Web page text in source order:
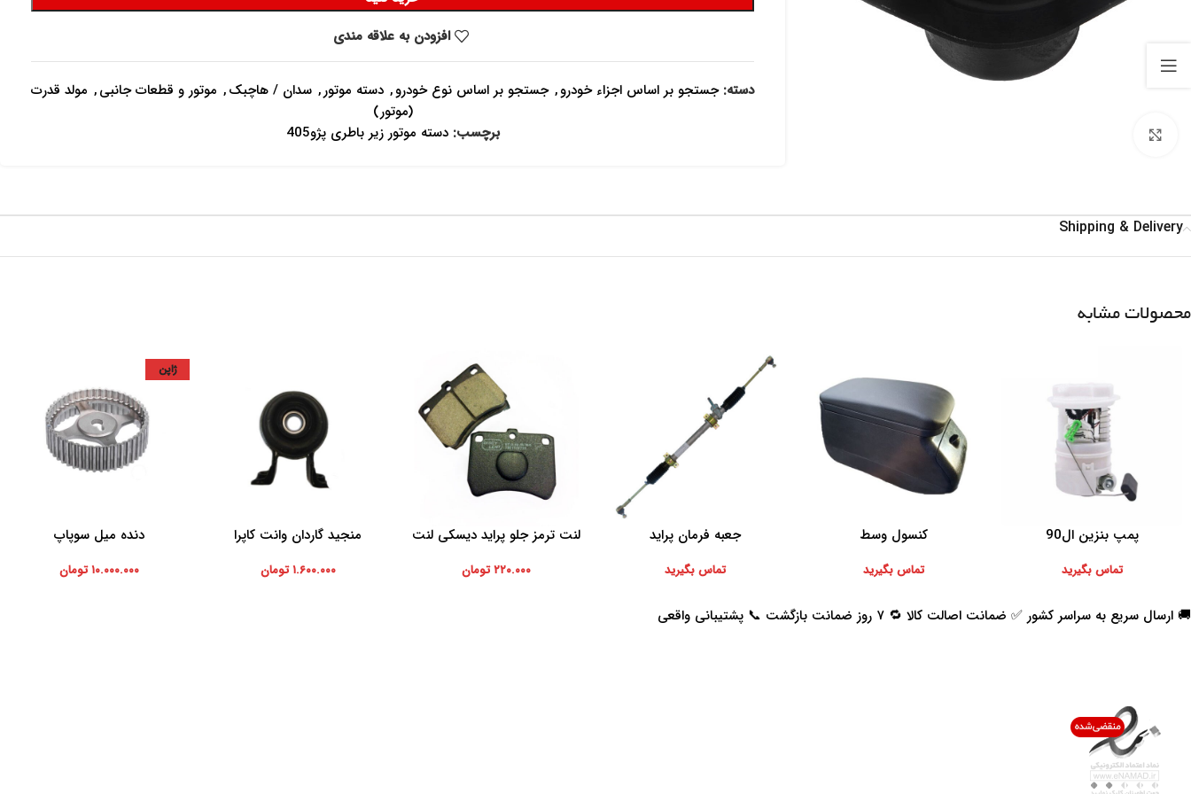
افزودن به علاقه مندی
دسته: جستجو بر اساس اجزاء خودرو, جستجو بر اساس نوع خودرو, دسته موتور, سدان / هاچبک, موتور و قطعات جانبی, مولد قدرت
(موتور)
برچسب: دسته موتور زیر باطری پژو405
Shipping & Delivery
محصولات مشابه
اطلاعات بیشترپمپ بنزین ال90
تماس بگیرید
اطلاعات بیشترکنسول وسط
تماس بگیرید
اطلاعات بیشترجعبه فرمان پراید
تماس بگیرید
افزودن به سبد خرید
لنت ترمز جلو پراید دیسکی لنت
۲۲۰.۰۰۰تومان
افزودن به سبد خرید
منجید گاردان وانت کاپرا
۱.۶۰۰.۰۰۰ تومان
ژاپن
افزودن به سبد خرید
دنده میل سوپاپ
۱۰.۰۰۰.۰۰۰تومان
🚚 ارسال سریع به سراسر کشور ✅ ضمانت اصالت کالا 🔁 ۷ روز ضمانت بازگشت 📞 پشتیبانی واقعی